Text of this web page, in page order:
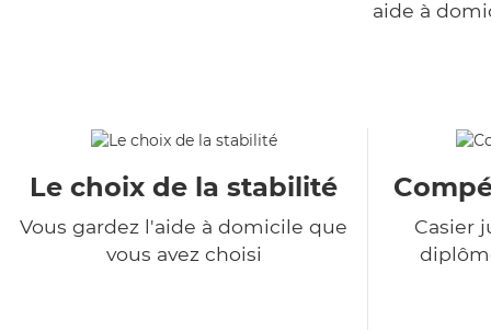
aide à
Le choix de la stabilité
Vous gardez l'aide à domicile que
vous avez choisi
Casier